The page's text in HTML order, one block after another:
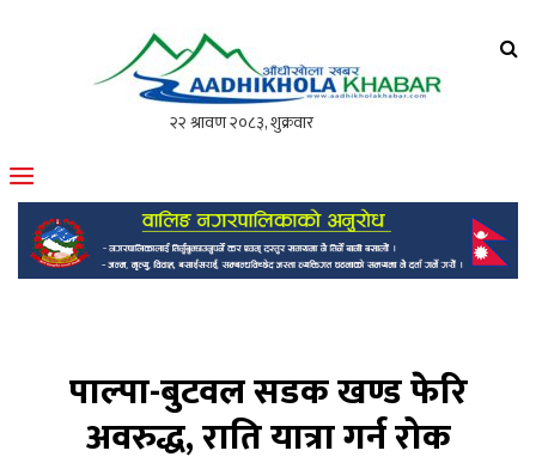
मोफसलकै लोकप्रिय अनलाइन पत्रिका
पाल्पा-बुटवल सडक खण्ड फेरि
अवरुद्ध, राति यात्रा गर्न रोक